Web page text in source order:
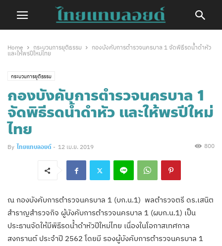
Home กระบวนการยุติธรรม
กอง​บังคับ​การ​ตำรวจ​นครบาล​ 1​ จัดพิธีรดน้ำดำหัว
และให้พรปีใหม่ไทย​
กระบวนการยุติธรรม
กอง​บังคับ​การ​ตำรวจ​นครบาล​ 1​
จัดพิธีรดน้ำดำหัว และให้พรปีใหม่
ไทย​
By ไทยแทบลอยด์ - 12 เม.ย. 2019 800
ณ​ กองบังคับการตำรวจนครบาล 1 (บก.น.1)​ พลตำรวจตรี ดร.เสนิต
สำราญสำรวจกิจ ผู้บังคับการตำรวจนครบาล 1 (ผบก.น.1)​ เป็น
ประธาน​จัดให้มีพิธีรดน้ำดำหัวปีใหม่ไทย​ เนื่อง​ในโอกาส​เทศกาล
สงกรานต์ ประจำปี 2562 โดยมี รองผู้บังคับการตำรวจนครบาล 1